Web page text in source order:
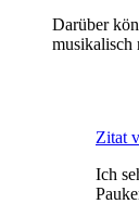
Darüber
musikalisch
Zitat
Ich